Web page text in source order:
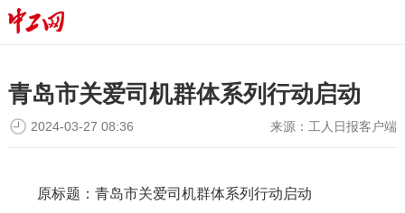
青岛市关爱司机群体系列行动启动
来源： 工人日报客户端
2024-03-27 08:36
原标题：青岛市关爱司机群体系列行动启动